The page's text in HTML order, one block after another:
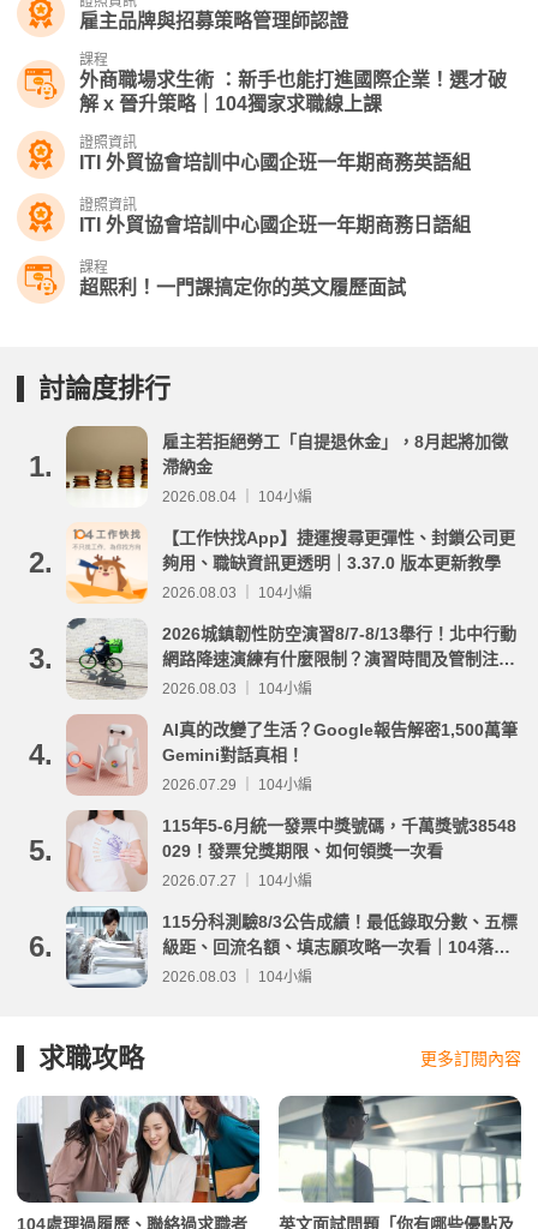
雇主品牌與招募策略管理師認證
課程
外商職場求生術 ：新手也能打進國際企業！選才破
解 x 晉升策略｜104獨家求職線上課
證照資訊
ITI 外貿協會培訓中心國企班一年期商務英語組
證照資訊
ITI 外貿協會培訓中心國企班一年期商務日語組
課程
超熙利！一門課搞定你的英文履歷面試
討論度排行
1.
雇主若拒絕勞工「自提退休金」，8月起將加徵
滯納金
2026.08.04 ｜ 104小編
2.
【工作快找App】捷運搜尋更彈性、封鎖公司更
夠用、職缺資訊更透明｜3.37.0 版本更新教學
2026.08.03 ｜ 104小編
3.
2026城鎮韌性防空演習8/7-8/13舉行！北中行動
網路降速演練有什麼限制？演習時間及管制注意
事項整理
2026.08.03 ｜ 104小編
4.
AI真的改變了生活？Google報告解密1,500萬筆
Gemini對話真相！
2026.07.29 ｜ 104小編
5.
115年5-6月統一發票中獎號碼，千萬獎號38548
029！發票兌獎期限、如何領獎一次看
2026.07.27 ｜ 104小編
6.
115分科測驗8/3公告成績！最低錄取分數、五標
級距、回流名額、填志願攻略一次看｜104落點
分析
2026.08.03 ｜ 104小編
求職攻略 更多訂閱內容
104處理過履歷、聯絡過求職者
英文面試問題「你有哪些優點及